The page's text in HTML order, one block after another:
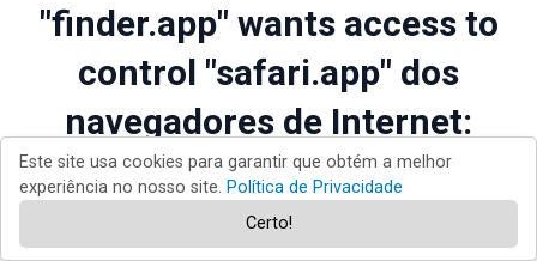
"finder.app" wants access to
control "safari.app" dos
navegadores de Internet:
Remova extensões
Este site usa cookies para garantir que obtém a melhor
experiência no nosso site. Política de Privacidade
Certo!